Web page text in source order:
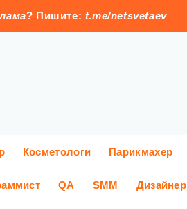
? Пишите: t.me/netsvetaev
Косметологи Парикмахер
QA SMM Дизайнер